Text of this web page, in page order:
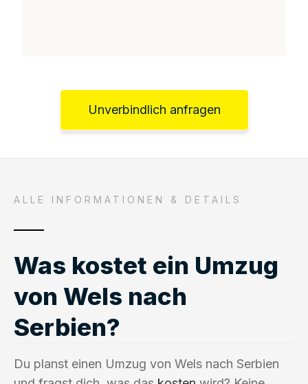
Unverbindlich anfragen
ALLE INFORMATIONEN & DETAILS
Was kostet ein Umzug
von Wels nach
Serbien?
Du planst einen Umzug von Wels nach Serbien